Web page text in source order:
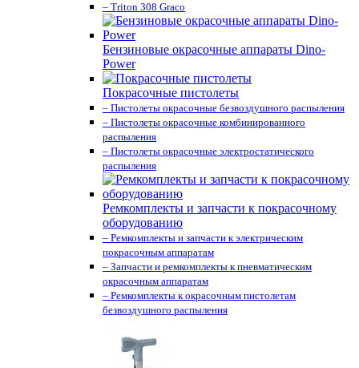
– Triton 308 Graco
Бензиновые окрасочные аппараты Dino-
Power
Покрасочные пистолеты
– Пистолеты окрасочные безвоздушного распыления
– Пистолеты окрасочные комбинированного
распыления
– Пистолеты окрасочные электростатического
распыления
Ремкомплекты и запчасти к покрасочному
оборудованию
– Ремкомплекты и запчасти к электрическим
покрасочным аппаратам
– Запчасти и ремкомплекты к пневматическим
окрасочным аппаратам
– Ремкомплекты к окрасочным пистолетам
безвоздушного распыления